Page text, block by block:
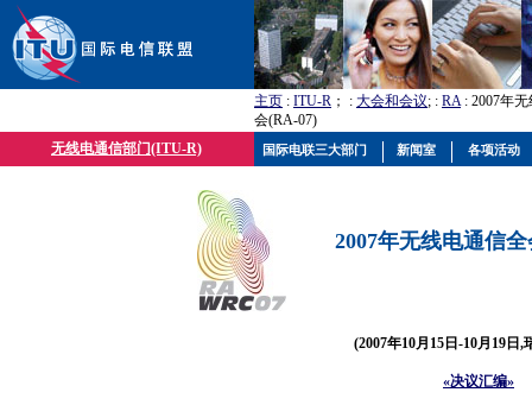
主页 : ITU-R ； : 大会和会议; : RA: 2007年
会(RA-07)
无线电通信部门(ITU-R)
2007年无线电通信
(2007年10月15日-10月19日,
«决议汇编»
国际电联三大部门 新闻室 各项活动